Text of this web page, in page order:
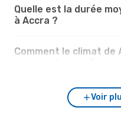
Quelle est la durée
à Accra ?
Comment le climat
Voir